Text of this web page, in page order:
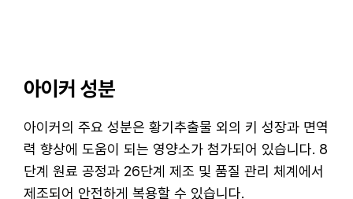
아이커 성분
아이커의 주요 성분은 황기추출물 외의 키 성장과 면역
력 향상에 도움이 되는 영양소가 첨가되어 있습니다. 8
단계 원료 공정과 26단계 제조 및 품질 관리 체계에서
제조되어 안전하게 복용할 수 있습니다.